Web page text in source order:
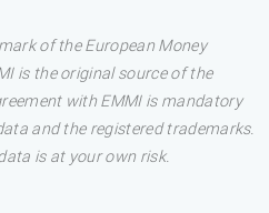
of the European Money
is the original source of the
with EMMI is mandatory
and the registered trademarks.
is at your own risk.